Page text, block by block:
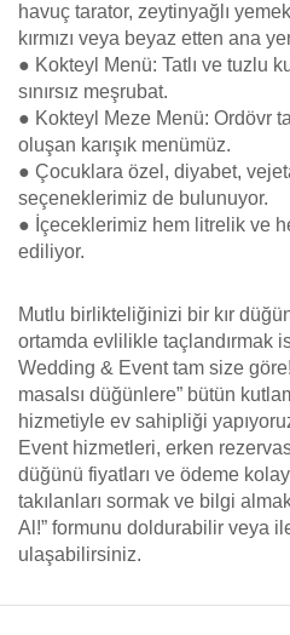
havuç tarator, zeytinyağlı
kırmızı veya beyaz etten ana
● Kokteyl Menü: Tatlı ve tuzlu
sınırsız meşrubat.
● Kokteyl Meze Menü: Ordövr
oluşan karışık menümüz.
● Çocuklara özel, diyabet,
seçeneklerimiz de bulunuyor.
● İçeceklerimiz hem litrelik ve
ediliyor.
Mutlu birlikteliğinizi bir kır
ortamda evlilikle taçlandırmak
Wedding & Event tam size
masalsı düğünlere” bütün
hizmetiyle ev sahipliği
Event hizmetleri, erken
düğünü fiyatları ve ödeme
takılanları sormak ve bilgi
Al!” formunu doldurabilir veya
ulaşabilirsiniz.